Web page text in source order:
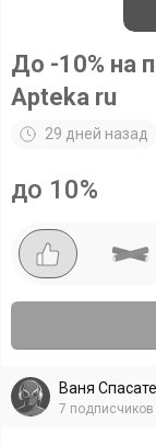
До -10% на
Apteka ru
29 дней назад
до 10%
Ваня
7 подписчиков